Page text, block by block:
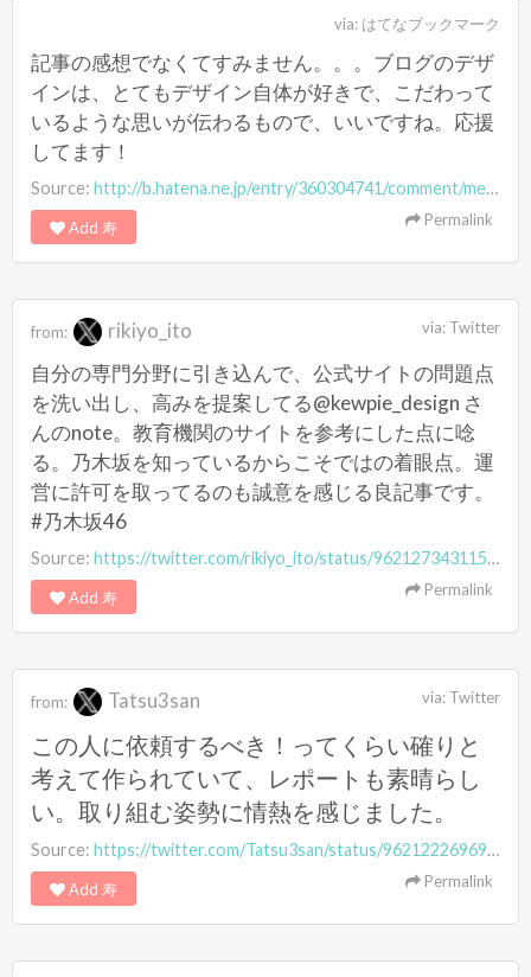
via: はてなブックマーク
記事の感想でなくてすみません。。。ブログのデザ
インは、とてもデザイン自体が好きで、こだわって
いるような思いが伝わるもので、いいですね。応援
してます！
Source: http://b.hatena.ne.jp/entry/360304741/comment/mennou
Add 寿 Permalink
from: rikiyo_ito via: Twitter
自分の専門分野に引き込んで、公式サイトの問題点
を洗い出し、高みを提案してる@kewpie_design さ
んのnote。教育機関のサイトを参考にした点に唸
る。乃木坂を知っているからこそではの着眼点。運
営に許可を取ってるのも誠意を感じる良記事です。
#乃木坂46
Source: https://twitter.com/rikiyo_ito/status/962127343115427840
Add 寿 Permalink
from: Tatsu3san via: Twitter
この人に依頼するべき！ってくらい確りと
考えて作られていて、レポートも素晴らし
い。取り組む姿勢に情熱を感じました。
Source: https://twitter.com/Tatsu3san/status/962122269697781760
Add 寿 Permalink